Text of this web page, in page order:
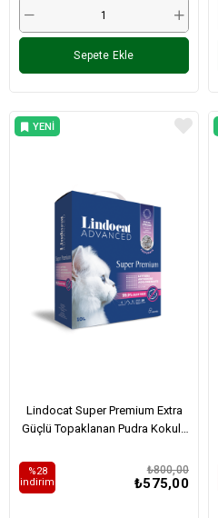
Sepete Ekle
Lindocat Super Premium Extra
Güçlü Topaklanan Pudra Kokulu
₺575,00
₺800,00
%28
i̇ndirim
YENI